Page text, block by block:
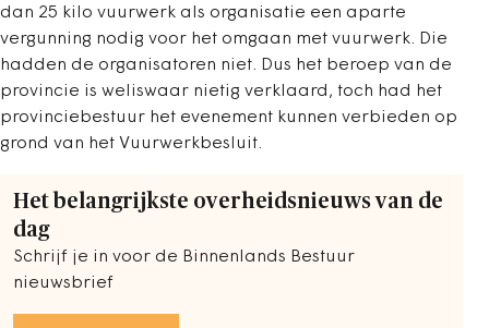
dan 25 kilo vuurwerk als organisatie een aparte
vergunning nodig voor het omgaan met vuurwerk. Die
hadden de organisatoren niet. Dus het beroep van de
provincie is weliswaar nietig verklaard, toch had het
provinciebestuur het evenement kunnen verbieden op
grond van het Vuurwerkbesluit.
Het belangrijkste overheidsnieuws van de
dag
Schrijf je in voor de Binnenlands Bestuur
nieuwsbrief